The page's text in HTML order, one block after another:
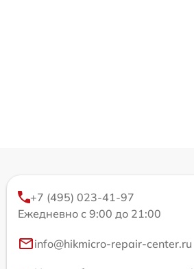
+7 (495) 023-41-97
Ежедневно с 9:00 до 21:00
info@hikmicro-repair-center.ru